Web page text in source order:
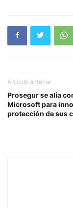
Artículo anterior
Prosegur se alía
Microsoft para
protección de sus